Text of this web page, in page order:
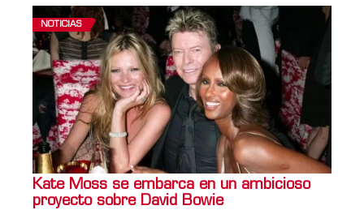
NOTICIAS
Kate Moss se embarca en un ambicioso
proyecto sobre David Bowie